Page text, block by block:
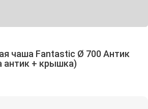
чаша Fantastic Ø 700 Антик
антик + крышка)